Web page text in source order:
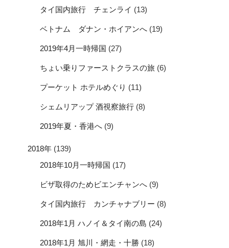
タイ国内旅行 チェンライ (13)
ベトナム ダナン・ホイアンへ (19)
2019年4月一時帰国 (27)
ちょい乗りファーストクラスの旅 (6)
プーケット ホテルめぐり (11)
シェムリアップ 酒視察旅行 (8)
2019年夏・香港へ (9)
2018年 (139)
2018年10月一時帰国 (17)
ビザ取得のためビエンチャンへ (9)
タイ国内旅行 カンチャナブリー (8)
2018年1月 ハノイ＆タイ南の島 (24)
2018年1月 旭川・網走・十勝 (18)